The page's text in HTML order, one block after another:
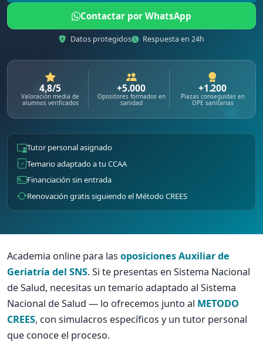
Contactar por WhatsApp
Datos protegidos Respuesta en 24h
4,8/5
Valoración media de
alumnos verificados
+5.000
Opositores formados en
sanidad
+1.200
Plazas conseguidas en
OPE sanitarias
Tutor personal asignado
Temario adaptado a tu CCAA
Financiación sin entrada
Renovación gratis siguiendo el Método CREES
Academia online para las oposiciones Auxiliar de
Geriatría del SNS. Si te presentas en Sistema Nacional
de Salud, necesitas un temario adaptado al Sistema
Nacional de Salud — lo ofrecemos junto al METODO
CREES, con simulacros específicos y un tutor personal
que conoce el proceso.